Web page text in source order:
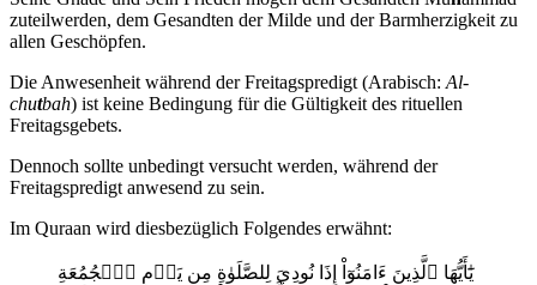
zuteilwerden, dem Gesandten der Milde und der Barmherzigkeit zu
allen Geschöpfen.
Die Anwesenheit während der Freitagspredigt (Arabisch: Al-
chutbah) ist keine Bedingung für die Gültigkeit des rituellen
Freitagsgebets.
Dennoch sollte unbedingt versucht werden, während der
Freitagspredigt anwesend zu sein.
Im Quraan wird diesbezüglich Folgendes erwähnt:
يَٰٓأَيُّهَا ٱلَّذِينَ ءَامَنُوٓاْ إِذَا نُودِيَ لِلصَّلَوٰةِ مِن يَوۡمِ ٱلۡجُمُعَةِ